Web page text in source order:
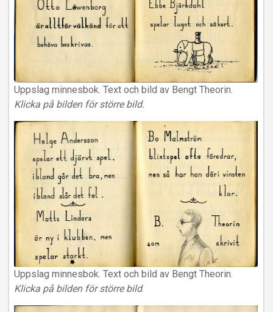
Uppslag minnesbok. Text och bild av Bengt Theorin.
Klicka på bilden för större bild.
Uppslag minnesbok. Text och bild av Bengt Theorin.
Klicka på bilden för större bild.